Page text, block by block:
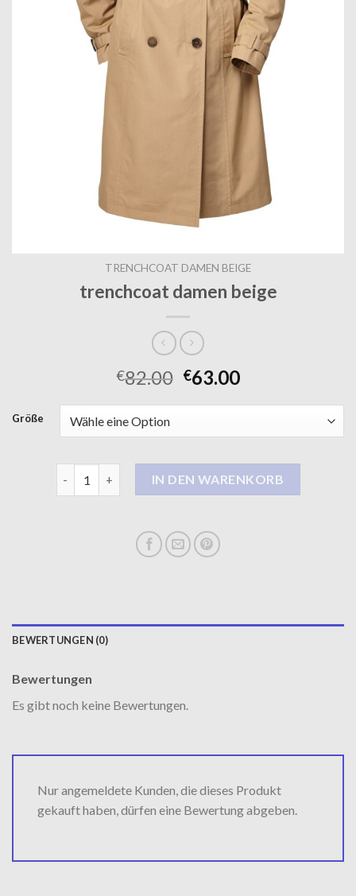
TRENCHCOAT DAMEN BEIGE
trenchcoat damen beige
€82.00 €63.00
Größe
trenchcoat damen beige Menge
IN DEN WARENKORB
BEWERTUNGEN (0)
Bewertungen
Es gibt noch keine Bewertungen.
Nur angemeldete Kunden, die dieses Produkt
gekauft haben, dürfen eine Bewertung abgeben.